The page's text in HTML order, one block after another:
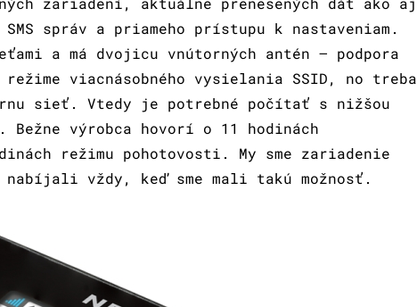
správ a priameho prístupu k nastaveniam.
a má dvojicu vnútorných antén – podpora
režime viacnásobného vysielania SSID, no treba
sieť. Vtedy je potrebné počítať s nižšou
výrobca hovorí o 11 hodinách
režimu pohotovosti. My sme zariadenie
nabíjali vždy, keď sme mali takú možnosť.